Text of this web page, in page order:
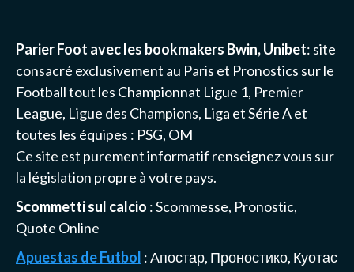
Parier Foot avec les bookmakers Bwin, Unibet: site
consacré exclusivement au Paris et Pronostics sur le
Football tout les Championnat Ligue 1, Premier
League, Ligue des Champions, Liga et Série A et
toutes les équipes : PSG, OM
Ce site est purement informatif renseignez vous sur
la législation propre à votre pays.
Scommetti sul calcio : Scommesse, Pronostic,
Quote Online
Apuestas de Futbol : Апостар, Проностико, Куотас